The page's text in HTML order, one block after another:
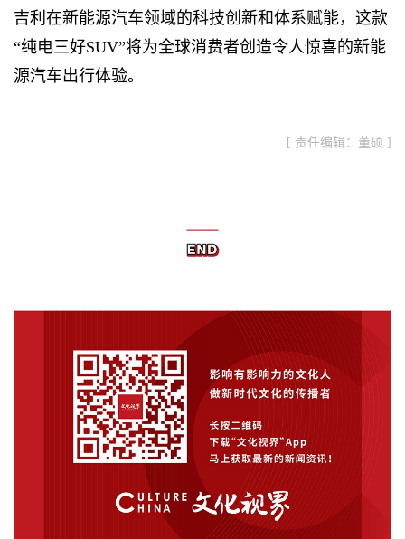
吉利在新能源汽车领域的科技创新和体系赋能，这款
“纯电三好SUV”将为全球消费者创造令人惊喜的新能
源汽车出行体验。
[ 责任编辑：董硕 ]